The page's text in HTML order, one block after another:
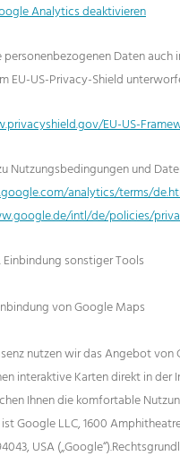
Analytics deaktivieren
Daten auch
EU-US-Privacy-Shield
EU-US-
Nutzungsbedingungen und
analytics/terms/
intl/de/policies/
Einbindung sonstiger Tools
von Google Maps
nutzen wir das Angebot von
interaktive Karten direkt in der
Ihnen die komfortable
Google LLC, 1600
USA